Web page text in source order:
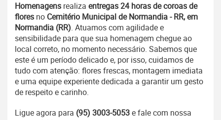
Homenagens realiza entregas 24 horas de coroas de
flores no Cemitério Municipal de Normandia - RR, em
Normandia (RR). Atuamos com agilidade e
sensibilidade para que sua homenagem chegue ao
local correto, no momento necessário. Sabemos que
este é um período delicado e, por isso, cuidamos de
tudo com atenção: flores frescas, montagem imediata
e uma equipe experiente dedicada a garantir um gesto
de respeito e carinho.
Ligue agora para (95) 3003-5053e fale com nossa